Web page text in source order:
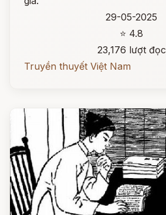
29-05-2025
⭐ 4.8
23,176 lượt đọc
Truyền thuyết Việt Nam